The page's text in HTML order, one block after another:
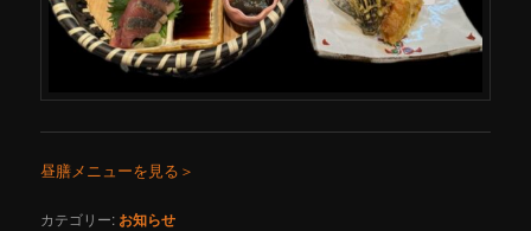
昼膳メニューを見る＞
カテゴリー: お知らせ